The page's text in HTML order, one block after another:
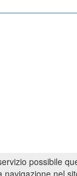
possibile
navigazione nel